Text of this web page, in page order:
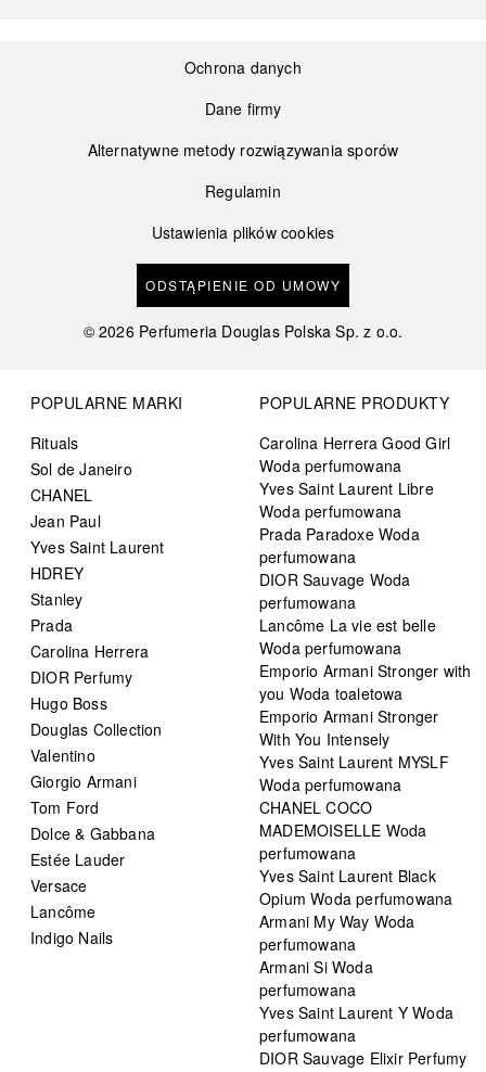
Ochrona danych
Dane firmy
Alternatywne metody rozwiązywania sporów
Regulamin
Ustawienia plików cookies
ODSTĄPIENIE OD UMOWY
©2026 Perfumeria Douglas Polska Sp. z o.o.
POPULARNE MARKI
Rituals
Sol de Janeiro
CHANEL
Jean Paul
Yves Saint Laurent
HDREY
Stanley
Prada
Carolina Herrera
DIOR Perfumy
Hugo Boss
Douglas Collection
Valentino
Giorgio Armani
Tom Ford
Dolce & Gabbana
Estée Lauder
Versace
Lancôme
Indigo Nails
POPULARNE PRODUKTY
Carolina Herrera Good Girl
Woda perfumowana
Yves Saint Laurent Libre
Woda perfumowana
Prada Paradoxe Woda
perfumowana
DIOR Sauvage Woda
perfumowana
Lancôme La vie est belle
Woda perfumowana
Emporio Armani Stronger with
you Woda toaletowa
Emporio Armani Stronger
With You Intensely
Yves Saint Laurent MYSLF
Woda perfumowana
CHANEL COCO
MADEMOISELLE Woda
perfumowana
Yves Saint Laurent Black
Opium Woda perfumowana
Armani My Way Woda
perfumowana
Armani Si Woda
perfumowana
Yves Saint Laurent Y Woda
perfumowana
DIOR Sauvage Elixir Perfumy